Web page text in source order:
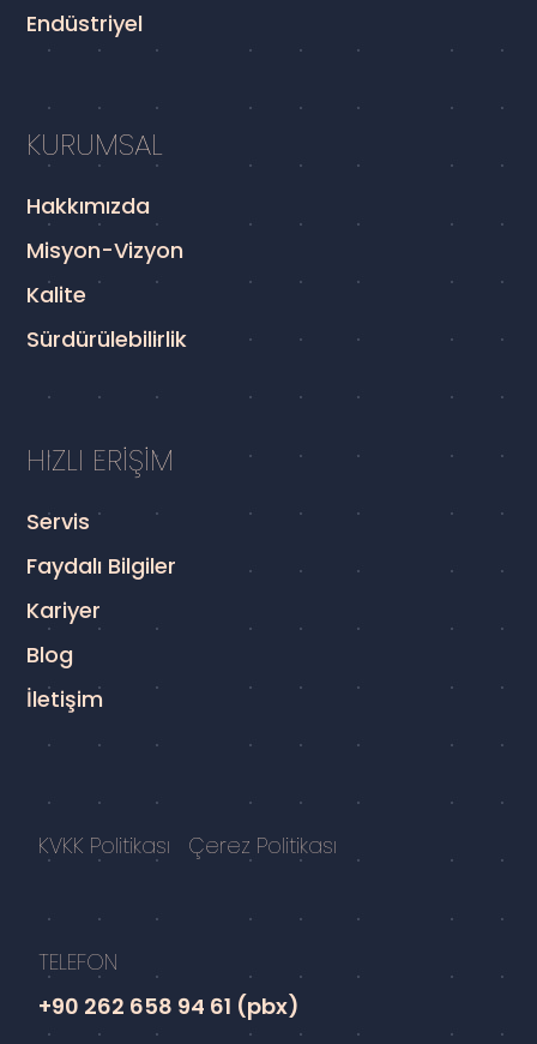
Endüstriyel
KURUMSAL
Hakkımızda
Misyon-Vizyon
Kalite
Sürdürülebilirlik
HIZLI ERİŞİM
Servis
Faydalı Bilgiler
Kariyer
Blog
İletişim
KVKK Politikası Çerez Politikası
TELEFON
+90 262 658 94 61 (pbx)